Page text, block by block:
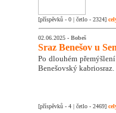
[příspěvků - 0 | četlo - 2324]
02.06.2025 - Bobeš
Sraz Benešov u
Po dlouhém
Benešovský kabriosraz.
[příspěvků - 4 | četlo - 2469]